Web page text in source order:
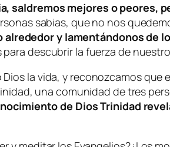
saldremos mejores o peores,
sabias, que no nos
y lamentándonos de
descubrir la fuerza de
la vida, y reconozcamos que
una comunidad de tres
de Dios Trinidad